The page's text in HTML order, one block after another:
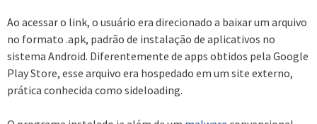
Ao acessar o link, o usuário era direcionado a baixar um arquivo
no formato .apk, padrão de instalação de aplicativos no
sistema Android. Diferentemente de apps obtidos pela Google
Play Store, esse arquivo era hospedado em um site externo,
prática conhecida como sideloading.